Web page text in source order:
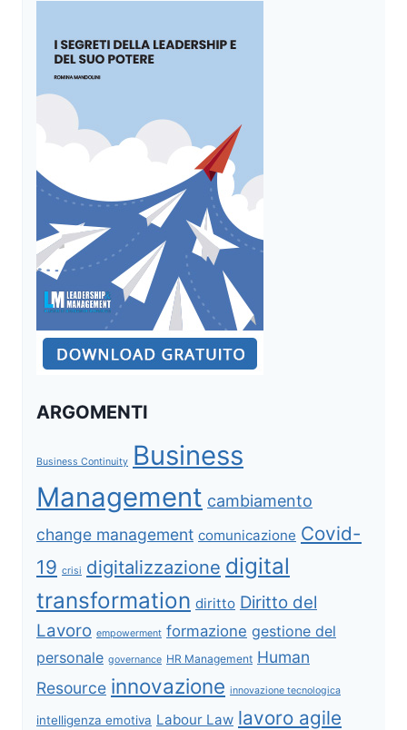
ARGOMENTI
Business Continuity Business
Management cambiamento
change management comunicazione Covid-
19 crisi digitalizzazione digital
transformation diritto Diritto del
Lavoro empowerment formazione gestione del
personale governance HR Management Human
Resource innovazione innovazione tecnologica
intelligenza emotiva Labour Law lavoro agile